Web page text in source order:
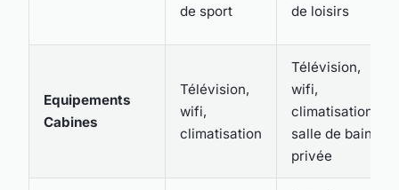
de sport
de loisirs
Equipements
Cabines
Télévision,
wifi,
climatisation
Télévision,
wifi,
climatisation,
salle de bain
privée